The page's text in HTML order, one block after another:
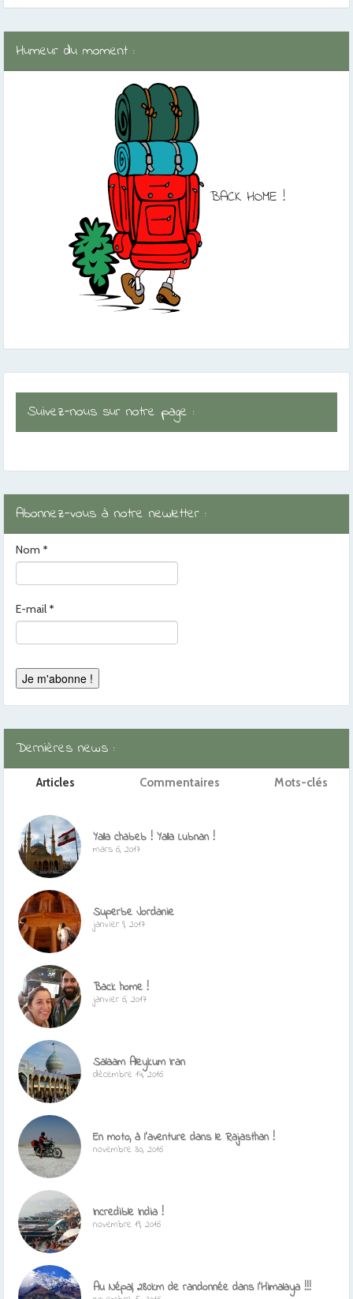
Humeur du moment :
BACK HOME !
Suivez-nous sur notre page :
Abonnez-vous à notre newletter :
Nom *
E-mail *
Dernières news :
Articles Commentaires Mots-clés
Yalla chabeb ! Yalla Lubnan !
mars 6, 2017
Superbe Jordanie
janvier 9, 2017
Back home !
janvier 6, 2017
Salaam Aleykum Iran
décembre 14, 2016
En moto, à l’aventure dans le Rajasthan !
novembre 30, 2016
Incredible India !
novembre 19, 2016
Au Népal, 280km de randonnée dans l’Himalaya !!!